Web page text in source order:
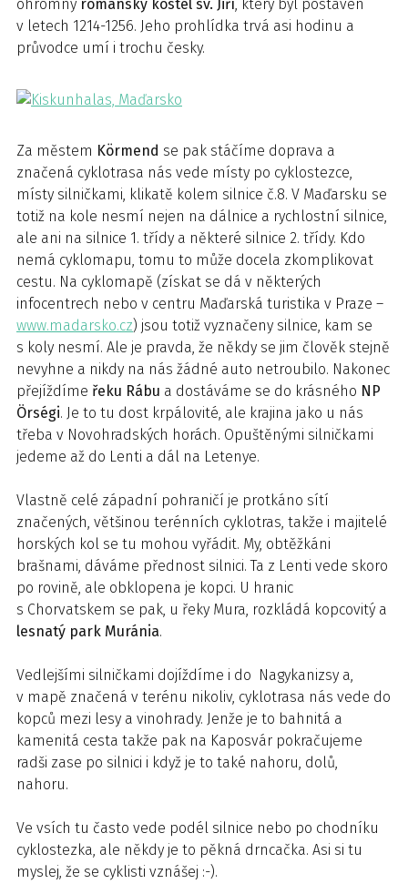
ohromný románský kostel sv. Jiří, který byl postaven
v letech 1214-1256. Jeho prohlídka trvá asi hodinu a
průvodce umí i trochu česky.
Za městem Körmend se pak stáčíme doprava a
značená cyklotrasa nás vede místy po cyklostezce,
místy silničkami, klikatě kolem silnice č.8. V Maďarsku se
totiž na kole nesmí nejen na dálnice a rychlostní silnice,
ale ani na silnice 1. třídy a některé silnice 2. třídy. Kdo
nemá cyklomapu, tomu to může docela zkomplikovat
cestu. Na cyklomapě (získat se dá v některých
infocentrech nebo v centru Maďarská turistika v Praze –
www.madarsko.cz) jsou totiž vyznačeny silnice, kam se
s koly nesmí. Ale je pravda, že někdy se jim člověk stejně
nevyhne a nikdy na nás žádné auto netroubilo. Nakonec
přejíždíme řeku Rábu a dostáváme se do krásného NP
Örségi. Je to tu dost krpálovité, ale krajina jako u nás
třeba v Novohradských horách. Opuštěnými silničkami
jedeme až do Lenti a dál na Letenye.
Vlastně celé západní pohraničí je protkáno sítí
značených, většinou terénních cyklotras, takže i majitelé
horských kol se tu mohou vyřádit. My, obtěžkáni
brašnami, dáváme přednost silnici. Ta z Lenti vede skoro
po rovině, ale obklopena je kopci. U hranic
s Chorvatskem se pak, u řeky Mura, rozkládá kopcovitý a
lesnatý park Muránia.
Vedlejšími silničkami dojíždíme i do Nagykanizsy a,
v mapě značená v terénu nikoliv, cyklotrasa nás vede do
kopců mezi lesy a vinohrady. Jenže je to bahnitá a
kamenitá cesta takže pak na Kaposvár pokračujeme
radši zase po silnici i když je to také nahoru, dolů,
nahoru.
Ve vsích tu často vede podél silnice nebo po chodníku
cyklostezka, ale někdy je to pěkná drncačka. Asi si tu
myslej, že se cyklisti vznášej :-).